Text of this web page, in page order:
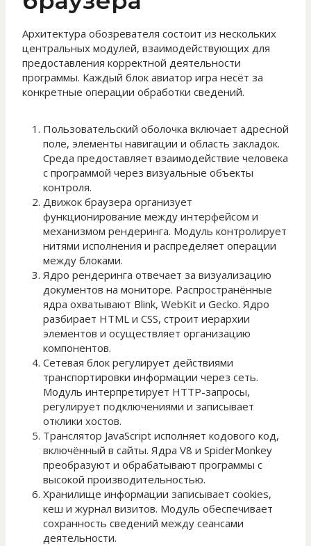
Архитектура обозревателя состоит из нескольких
центральных модулей, взаимодействующих для
предоставления корректной деятельности
программы. Каждый блок авиатор игра несёт за
конкретные операции обработки сведений.
Пользовательский оболочка включает адресной
поле, элементы навигации и область закладок.
Среда предоставляет взаимодействие человека
с программой через визуальные объекты
контроля.
Движок браузера организует
функционирование между интерфейсом и
механизмом рендеринга. Модуль контролирует
нитями исполнения и распределяет операции
между блоками.
Ядро рендеринга отвечает за визуализацию
документов на мониторе. Распространённые
ядра охватывают Blink, WebKit и Gecko. Ядро
разбирает HTML и CSS, строит иерархии
элементов и осуществляет организацию
компонентов.
Сетевая блок регулирует действиями
транспортировки информации через сеть.
Модуль интерпретирует HTTP-запросы,
регулирует подключениями и записывает
отклики хостов.
Транслятор JavaScript исполняет кодового код,
включённый в сайты. Ядра V8 и SpiderMonkey
преобразуют и обрабатывают программы с
высокой производительностью.
Хранилище информации записывает cookies,
кеш и журнал визитов. Модуль обеспечивает
сохранность сведений между сеансами
деятельности.